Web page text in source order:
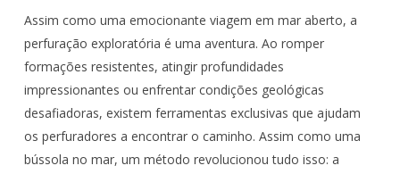
Assim como uma emocionante viagem em mar aberto, a
perfuração exploratória é uma aventura. Ao romper
formações resistentes, atingir profundidades
impressionantes ou enfrentar condições geológicas
desafiadoras, existem ferramentas exclusivas que ajudam
os perfuradores a encontrar o caminho. Assim como uma
bússola no mar, um método revolucionou tudo isso: a